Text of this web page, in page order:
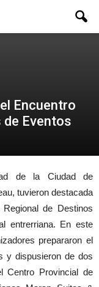
Encuentro
de Eventos
de la Ciudad de
tuvieron destacada
de Destinos
entrerriana. En este
prepararon el
y dispusieron de dos
Centro Provincial de